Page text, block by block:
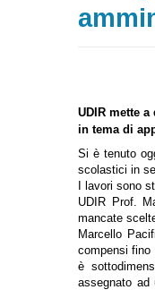
UDIR mette
in tema di
Si è tenuto
scolastici in
I lavori sono
UDIR Prof.
mancate
Marcello
compensi fino
è
assegnato